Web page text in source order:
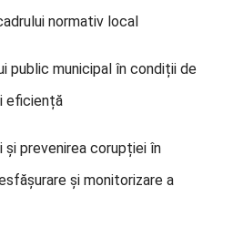
normativ local
public municipal în condiții de
eficiență
și prevenirea corupției în
și monitorizare a